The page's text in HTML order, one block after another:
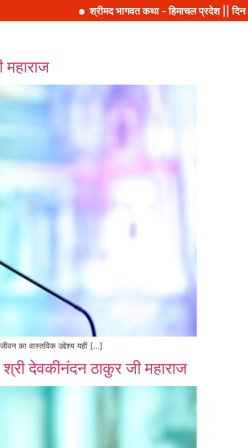
श्रीमद भागवत कथा - हिमाचल प्रदेश || दिनांक: 25 से 31
का वास्तविक उद्देश्य यही […]
देवकीनंदन ठाकुर जी महाराज